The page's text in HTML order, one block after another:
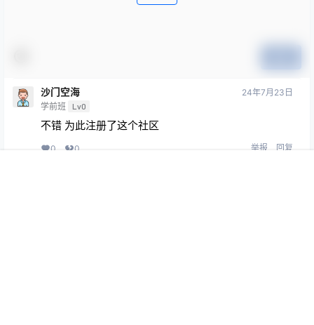
沙门空海
学前班 Lv0
24年7月23日
不错 为此注册了这个社区
0 0 举报 回复